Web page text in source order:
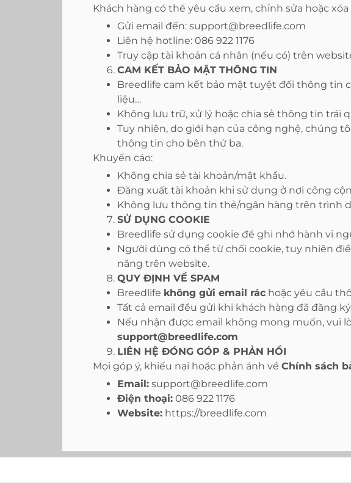
Khách hàng có thể yêu cầu xem, chỉnh sửa hoặc
Gửi email đến: support@breedlife.com
Liên hệ hotline: 086 922 1176
Truy cập tài khoản cá nhân (nếu có) trên
CAM KẾT BẢO MẬT THÔNG TIN
Breedlife cam kết bảo mật tuyệt đối thông tin
liệu…
Không lưu trữ, xử lý hoặc chia sẻ thông tin trái
Tuy nhiên, do giới hạn của công nghệ, chúng
thông tin cho bên thứ ba.
Khuyến cáo:
Không chia sẻ tài khoản/mật khẩu.
Đăng xuất tài khoản khi sử dụng ở nơi công
Không lưu thông tin thẻ/ngân hàng trên trình
SỬ DỤNG COOKIE
Breedlife sử dụng cookie để ghi nhớ hành vi
Người dùng có thể từ chối cookie, tuy nhiên
năng trên website.
QUY ĐỊNH VỀ SPAM
Breedlife không gửi email rác hoặc yêu cầu
Tất cả email đều gửi khi khách hàng đã đăng
Nếu nhận được email không mong muốn, vui
support@breedlife.com
LIÊN HỆ ĐÓNG GÓP & PHẢN HỒI
Mọi góp ý, khiếu nại hoặc phản ánh về Chính sách
Email: support@breedlife.com
Điện thoại: 086 922 1176
Website: https://breedlife.com